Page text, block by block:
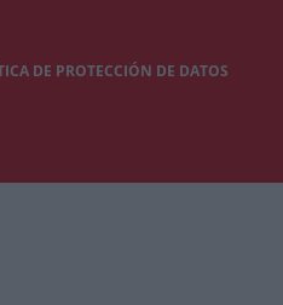
DE PROTECCIÓN DE DATOS